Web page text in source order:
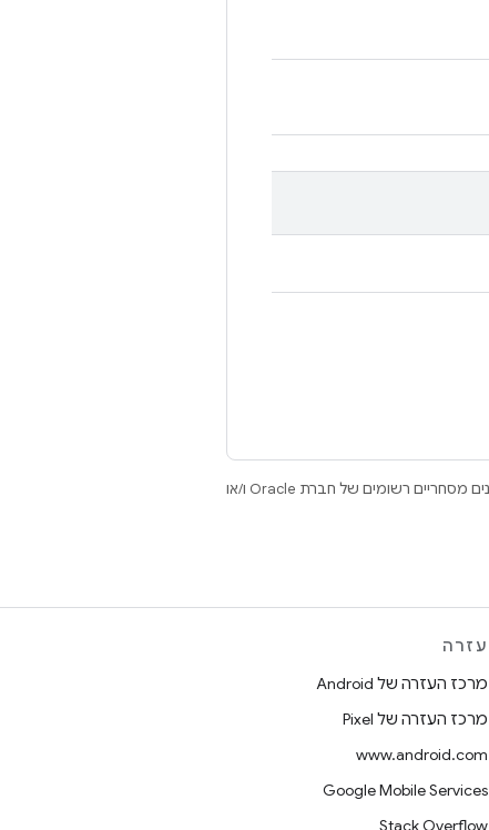
.‏ Java ו-OpenJDK הם סימנים מסחריים או סימנים מסחריים רשומים של חברת Oracle ו/או
עזרה
מרכז העזרה של Android
מרכז העזרה של Pixel
www.android.com
Google Mobile Services
Stack Overflow